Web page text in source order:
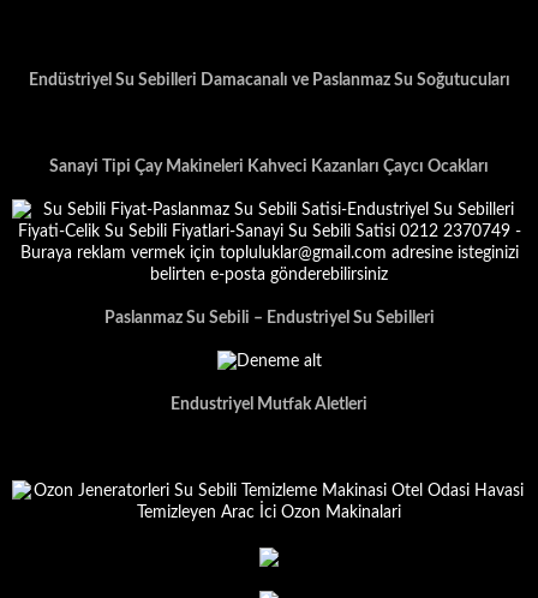
Endüstriyel Su Sebilleri Damacanalı ve Paslanmaz Su Soğutucuları
Sanayi Tipi Çay Makineleri Kahveci Kazanları Çaycı Ocakları
Paslanmaz Su Sebili – Endustriyel Su Sebilleri
Endustriyel Mutfak Aletleri